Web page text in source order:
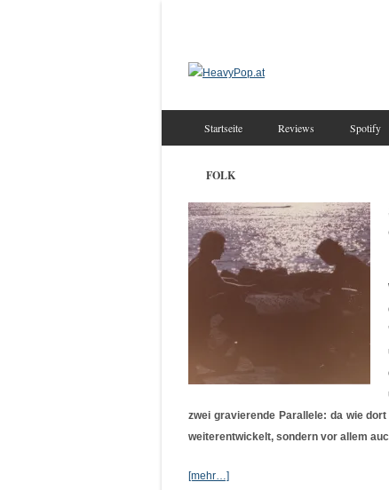
Startseite Reviews Spotify
FOLK
zwei gravierende Parallele: da wie
weiterentwickelt, sondern vor allem
[mehr…]